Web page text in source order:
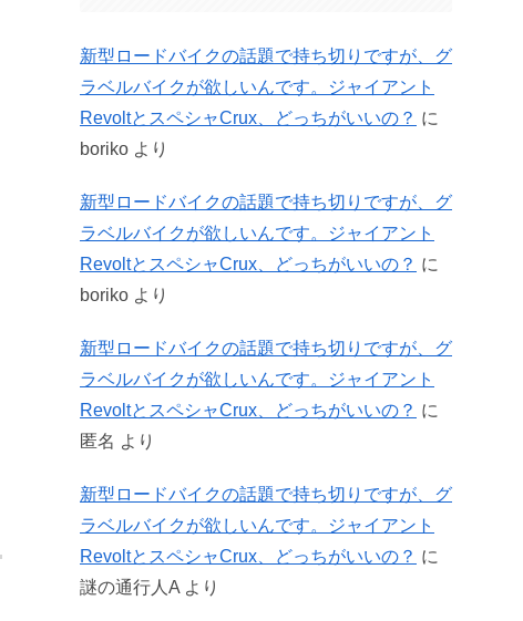
新型ロードバイクの話題で持ち切りですが、グ
ラベルバイクが欲しいんです。ジャイアント
RevoltとスペシャCrux、どっちがいいの？ に
boriko より
新型ロードバイクの話題で持ち切りですが、グ
ラベルバイクが欲しいんです。ジャイアント
RevoltとスペシャCrux、どっちがいいの？ に
boriko より
新型ロードバイクの話題で持ち切りですが、グ
ラベルバイクが欲しいんです。ジャイアント
RevoltとスペシャCrux、どっちがいいの？ に
匿名 より
新型ロードバイクの話題で持ち切りですが、グ
ラベルバイクが欲しいんです。ジャイアント
RevoltとスペシャCrux、どっちがいいの？ に
謎の通行人A より